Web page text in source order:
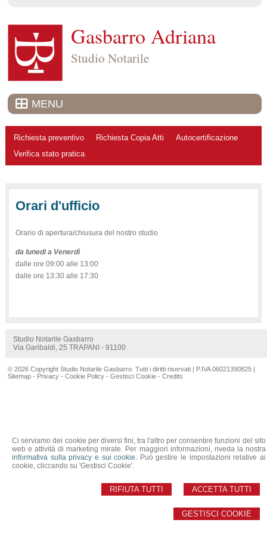
Ci serviamo dei cookie per diversi fini, tra l'altro per consentire funzioni del sito
web e attività di marketing mirate. Per maggiori informazioni, riveda la nostra
informativa sulla privacy e sui cookie. Può gestire le impostazioni relative ai
cookie, cliccando su 'Gestisci Cookie'.
ACCETTA TUTTI
RIFIUTA TUTTI
GESTISCI COOKIE
Gasbarro Adriana
Studio Notarile
MENU
Richiesta preventivo Richiesta Copia Atti
Autocertificazione
Verifica stato pratica
Orari d'ufficio
Orario di apertura/chiusura del nostro studio
da lunedi a Venerdì
dalle ore 09:00 alle 13:00
dalle ore 13:30 alle 17:30
Studio Notarile Gasbarro
Via Garibaldi, 25 TRAPANI - 91100
© 2026 Copyright Studio Notarile Gasbarro. Tutti i diritti riservati | P.IVA 06021390825 |
Sitemap - Privacy -Cookie Policy -Gestisci Cookie -Credits